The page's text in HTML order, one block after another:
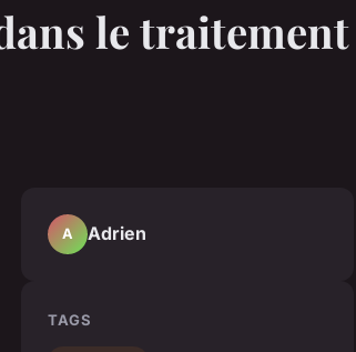
le traitement
A Adrien
TAGS